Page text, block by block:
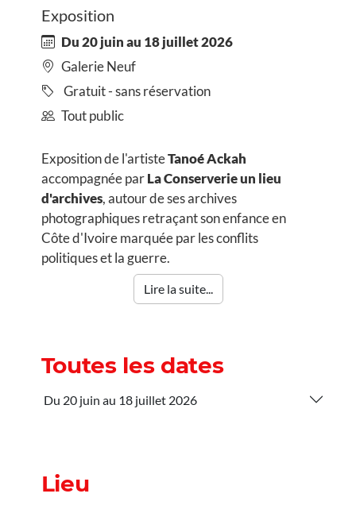
Exposition
Du 20 juin au 18 juillet 2026
Galerie Neuf
Gratuit - sans réservation
Tout public
Exposition de l'artisteTanoé Ackah
accompagnée parLa Conserverie un lieu
d'archives, autour de ses archives
photographiques retraçant son enfance en
Côte d'Ivoire marquée par les conflits
politiques et la guerre.
Lire la suite...
Toutes les dates
Du 20 juin au 18 juillet 2026
Lieu